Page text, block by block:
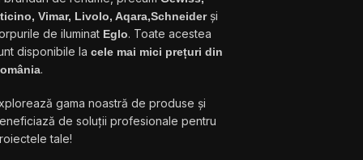
Vimar, Livolo, Aqara,Schneiderși
de iluminat Eglo. Toate acestea
disponibile la cele mai mici prețuri din
.
gama noastră de produse și
de soluții profesionale pentru
tale!